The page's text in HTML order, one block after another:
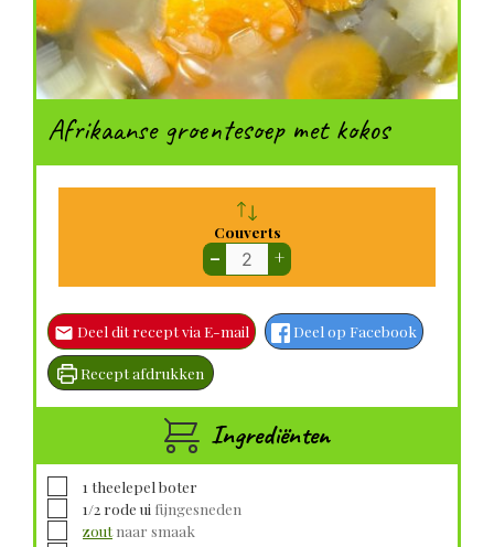
Afrikaanse groentesoep met kokos
Couverts
– +
Deel dit recept via E-mail Deel op Facebook
Recept afdrukken
Ingrediënten
▢1 theelepel boter
▢1/2 rode ui fijngesneden
▢
zout naar smaak